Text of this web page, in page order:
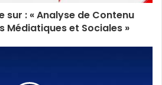
sur : « Analyse de Contenu
Médiatiques et Sociales »